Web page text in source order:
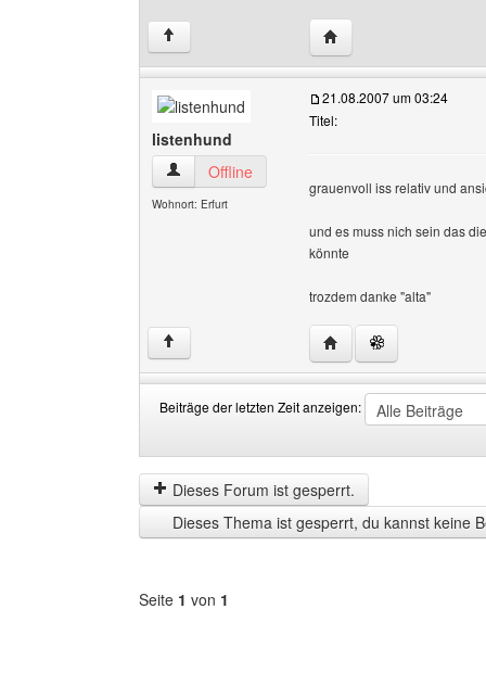
↑ Website dieses
listenhund
listenhund Benutzer-Profile anzeigen
Offline
Wohnort: Erfurt
21.08.2007 um 03:24
Titel:
grauenvoll iss relativ und
und es muss nich sein das
könnte
trozdem danke "alta"
↑ Website dieses
Beiträge der letzten Zeit anzeigen:
der
letzten
Zeit
anzeigen
by
Dieses Forum ist gesperrt.
Dieses Thema ist gesperrt, du kannst keine
Seite 1 von 1